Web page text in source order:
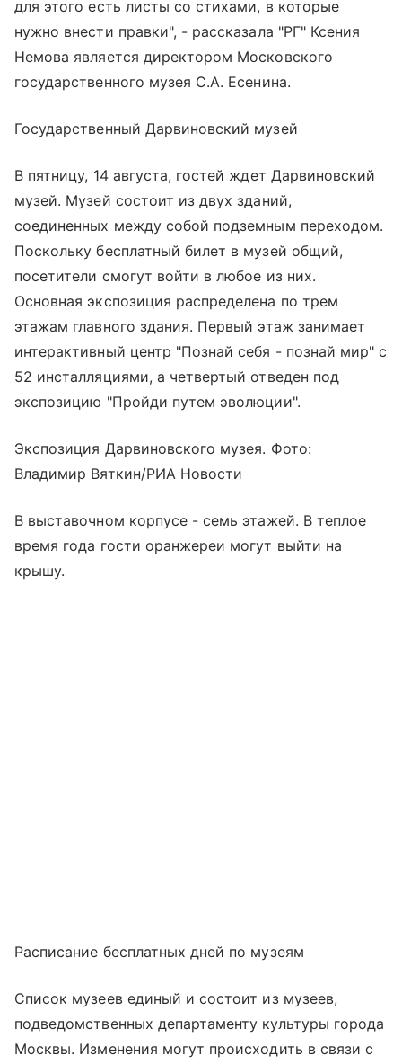
для этого есть листы со стихами, в которые
нужно внести правки", - рассказала "РГ" Ксения
Немова является директором Московского
государственного музея С.А. Есенина.
Государственный Дарвиновский музей
В пятницу, 14 августа, гостей ждет Дарвиновский
музей. Музей состоит из двух зданий,
соединенных между собой подземным переходом.
Поскольку бесплатный билет в музей общий,
посетители смогут войти в любое из них.
Основная экспозиция распределена по трем
этажам главного здания. Первый этаж занимает
интерактивный центр "Познай себя - познай мир" с
52 инсталляциями, а четвертый отведен под
экспозицию "Пройди путем эволюции".
Экспозиция Дарвиновского музея. Фото:
Владимир Вяткин/РИА Новости
В выставочном корпусе - семь этажей. В теплое
время года гости оранжереи могут выйти на
крышу.
Расписание бесплатных дней по музеям
Список музеев единый и состоит из музеев,
подведомственных департаменту культуры города
Москвы. Изменения могут происходить в связи с